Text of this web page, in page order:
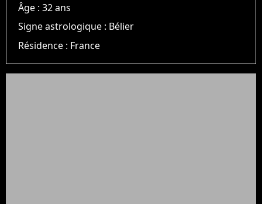
Âge :32 ans
Signe astrologique : Bélier
Résidence : France